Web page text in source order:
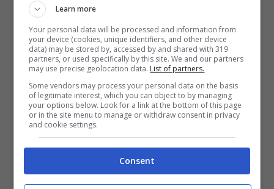
sarà in Premier League.
intenzione di provare una nuova
esperienza e starebbe spingendo per
firmare con i Campioni d’Europa.
LEGGI ANCHE >>>Mercato Juventus,
scambio clamoroso con il Tottenham
Learn more
Your personal data will be processed and information from
your device (cookies, unique identifiers, and other device
data) may be stored by, accessed by and shared with 319
partners, or used specifically by this site. We and our partners
may use precise geolocation data. List of partners.
Some vendors may process your personal data on the basis
of legitimate interest, which you can object to by managing
your options below. Look for a link at the bottom of this page
or in the site menu to manage or withdraw consent in privacy
and cookie settings.
Consent